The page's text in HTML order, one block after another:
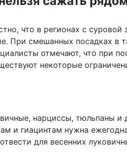
что в регионах с суровой
При смешанных посадках в
отмечают, что при
некоторые
нарциссы, тюльпаны и
и гиацинтам нужна
для весенних